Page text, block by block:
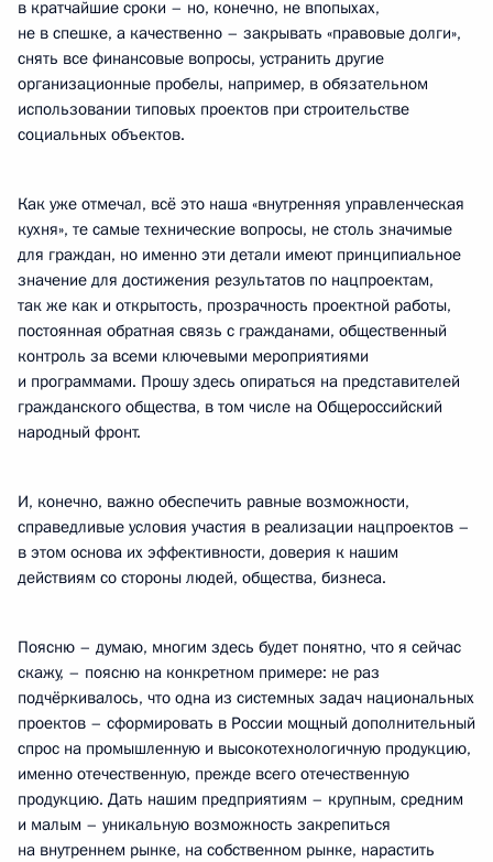
в кратчайшие сроки – но, конечно, не впопыхах,
не в спешке, а качественно – закрывать «правовые долги»,
снять все финансовые вопросы, устранить другие
организационные пробелы, например, в обязательном
использовании типовых проектов при строительстве
социальных объектов.
Как уже отмечал, всё это наша «внутренняя управленческая
кухня», те самые технические вопросы, не столь значимые
для граждан, но именно эти детали имеют принципиальное
значение для достижения результатов по нацпроектам,
так же как и открытость, прозрачность проектной работы,
постоянная обратная связь с гражданами, общественный
контроль за всеми ключевыми мероприятиями
и программами. Прошу здесь опираться на представителей
гражданского общества, в том числе на Общероссийский
народный фронт.
И, конечно, важно обеспечить равные возможности,
справедливые условия участия в реализации нацпроектов –
в этом основа их эффективности, доверия к нашим
действиям со стороны людей, общества, бизнеса.
Поясню – думаю, многим здесь будет понятно, что я сейчас
скажу, – поясню на конкретном примере: не раз
подчёркивалось, что одна из системных задач национальных
проектов – сформировать в России мощный дополнительный
спрос на промышленную и высокотехнологичную продукцию,
именно отечественную, прежде всего отечественную
продукцию. Дать нашим предприятиям – крупным, средним
и малым – уникальную возможность закрепиться
на внутреннем рынке, на собственном рынке, нарастить